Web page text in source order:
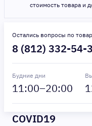
стоимость товара и
Остались вопросы по
8 (812) 332-54-
Будние дни
11:00–20:00
COVID19